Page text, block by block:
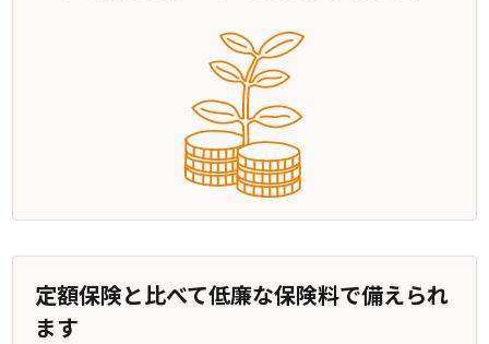
定額保険と比べて低廉な保険料で備えられ
ます